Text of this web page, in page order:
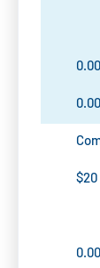
0.00
0.00
$20
0.00